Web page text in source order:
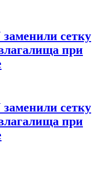
сетку
при
сетку
при